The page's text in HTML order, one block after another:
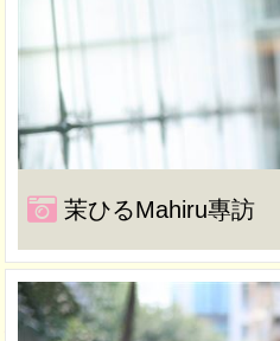
茉ひるMahiru專訪